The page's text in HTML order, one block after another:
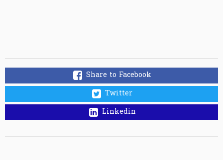
Share to Facebook
Twitter
Linkedin